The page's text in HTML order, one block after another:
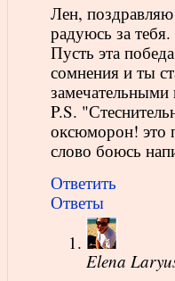
Лен,
радуюсь за тебя.
Пусть эта
сомнения и ты
замечательными
P.S.
оксюморон! это
слово боюсь
Ответить
Ответы
Elena